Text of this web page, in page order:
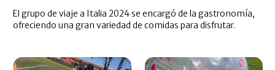
El grupo de viaje a Italia 2024 se encargó de la gastronomía,
ofreciendo una gran variedad de comidas para disfrutar.